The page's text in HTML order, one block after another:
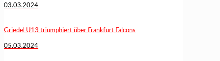
03.03.2024
Griedel U13 triumphiert über Frankfurt Falcons
05.03.2024